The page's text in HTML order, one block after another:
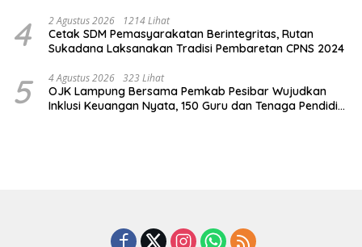
4 2 Agustus 2026 1214 Lihat
Cetak SDM Pemasyarakatan Berintegritas, Rutan
Sukadana Laksanakan Tradisi Pembaretan CPNS 2024
5 4 Agustus 2026 323 Lihat
OJK Lampung Bersama Pemkab Pesibar Wujudkan
Inklusi Keuangan Nyata, 150 Guru dan Tenaga Pendidik